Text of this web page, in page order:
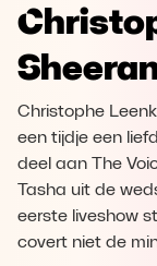
Christophe
een tijdje een
deel aan The
Tasha uit de
eerste liveshow
covert niet de